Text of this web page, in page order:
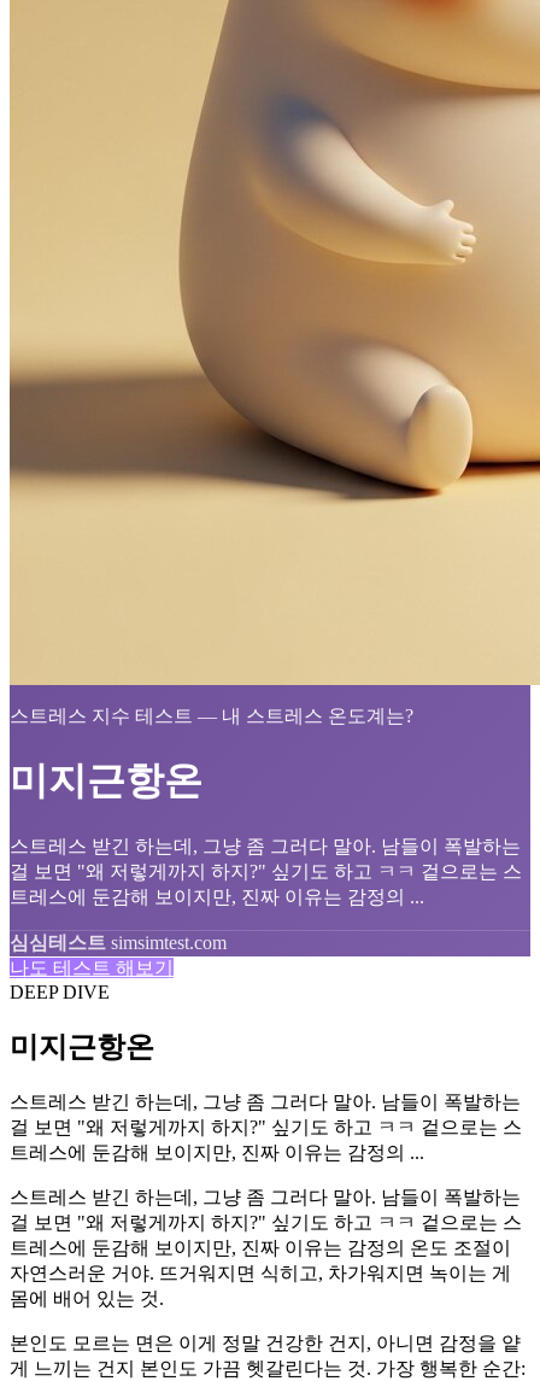
스트레스 지수 테스트 — 내 스트레스 온도계는?
미지근항온
스트레스 받긴 하는데, 그냥 좀 그러다 말아. 남들이 폭발하는
걸 보면 "왜 저렇게까지 하지?" 싶기도 하고 ㅋㅋ 겉으로는 스
트레스에 둔감해 보이지만, 진짜 이유는 감정의 ...
심심테스트 simsimtest.com
나도 테스트 해보기
DEEP DIVE
미지근항온
스트레스 받긴 하는데, 그냥 좀 그러다 말아. 남들이 폭발하는
걸 보면 "왜 저렇게까지 하지?" 싶기도 하고 ㅋㅋ 겉으로는 스
트레스에 둔감해 보이지만, 진짜 이유는 감정의 ...
스트레스 받긴 하는데, 그냥 좀 그러다 말아. 남들이 폭발하는
걸 보면 "왜 저렇게까지 하지?" 싶기도 하고 ㅋㅋ 겉으로는 스
트레스에 둔감해 보이지만, 진짜 이유는 감정의 온도 조절이
자연스러운 거야. 뜨거워지면 식히고, 차가워지면 녹이는 게
몸에 배어 있는 것.
본인도 모르는 면은 이게 정말 건강한 건지, 아니면 감정을 얕
게 느끼는 건지 본인도 가끔 헷갈린다는 것. 가장 행복한 순간: